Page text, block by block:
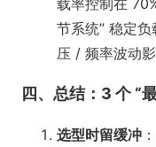
载率控制在
节系统” 稳定
压 / 频率波动影
四、总结：3 个 “
选型时留缓冲